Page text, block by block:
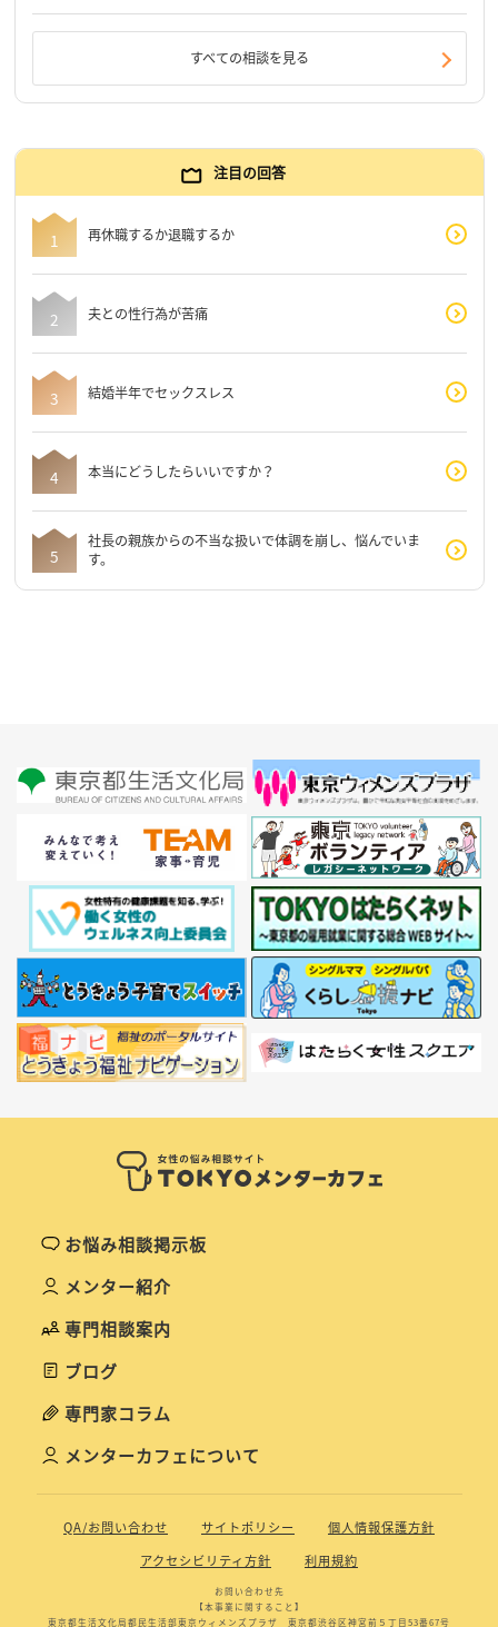
すべての相談を見る
注目の回答
再休職するか退職するか
夫との性行為が苦痛
結婚半年でセックスレス
本当にどうしたらいいですか？
社長の親族からの不当な扱いで体調を崩し、悩んでいま
す。
お悩み相談掲示板
メンター紹介
専門相談案内
ブログ
専門家コラム
メンターカフェについて
QA/お問い合わせ サイトポリシー
個人情報保護方針
アクセシビリティ方針
利用規約
お問い合わせ先
【本事業に関すること】
東京都生活文化局都民生活部東京ウィメンズプラザ 東京都渋谷区神宮前５丁目53番67号